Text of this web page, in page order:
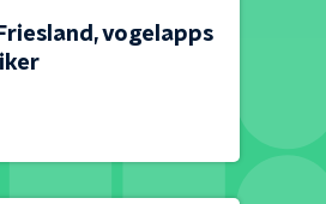
vogelapps